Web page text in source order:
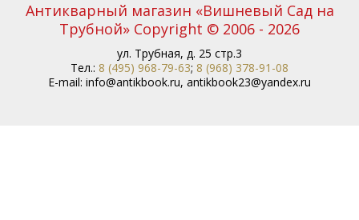
Антикварный магазин «Вишневый Сад на
Трубной» Copyright © 2006 - 2026
ул. Трубная, д. 25 стр.3
Тел.: 8 (495) 968-79-63; 8 (968) 378-91-08
E-mail: info@antikbook.ru, antikbook23@yandex.ru